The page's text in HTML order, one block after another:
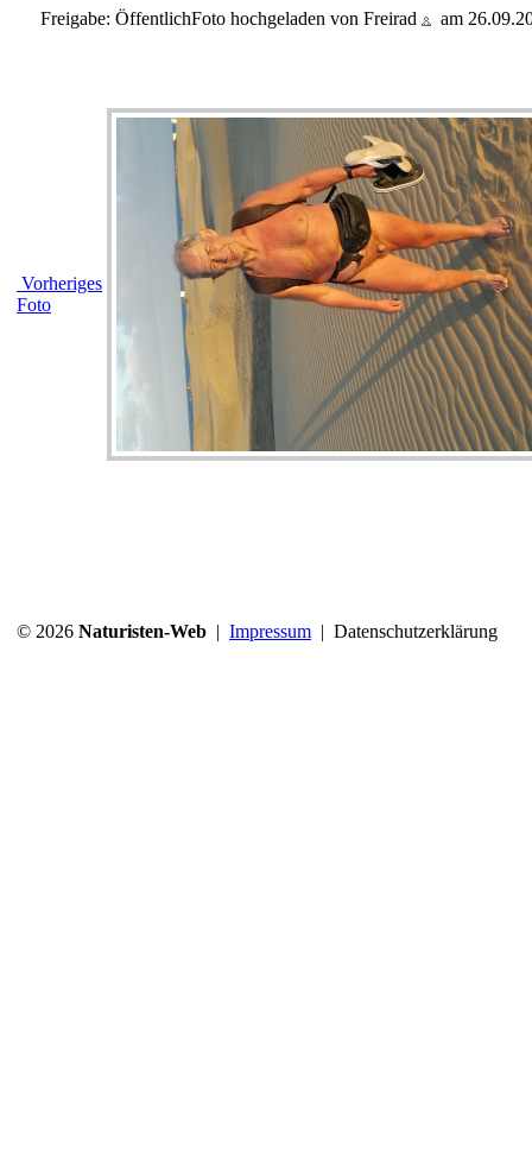
Freigabe: ÖffentlichFoto hochgeladen von Freirad am
Vorheriges
Foto
© 2026 Naturisten-Web | Impressum | Datenschutzerklärung